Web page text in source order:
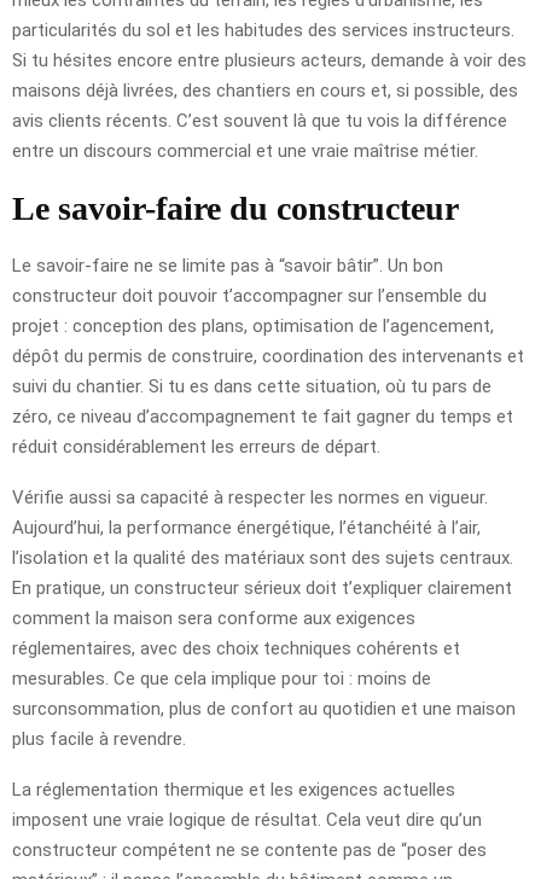
particularités du sol et les habitudes des services instructeurs.
Si tu hésites encore entre plusieurs acteurs, demande à voir des
maisons déjà livrées, des chantiers en cours et, si possible, des
avis clients récents. C’est souvent là que tu vois la différence
entre un discours commercial et une vraie maîtrise métier.
Le savoir-faire du constructeur
Le savoir-faire ne se limite pas à “savoir bâtir”. Un bon
constructeur doit pouvoir t’accompagner sur l’ensemble du
projet : conception des plans, optimisation de l’agencement,
dépôt du permis de construire, coordination des intervenants et
suivi du chantier. Si tu es dans cette situation, où tu pars de
zéro, ce niveau d’accompagnement te fait gagner du temps et
réduit considérablement les erreurs de départ.
Vérifie aussi sa capacité à respecter les normes en vigueur.
Aujourd’hui, la performance énergétique, l’étanchéité à l’air,
l’isolation et la qualité des matériaux sont des sujets centraux.
En pratique, un constructeur sérieux doit t’expliquer clairement
comment la maison sera conforme aux exigences
réglementaires, avec des choix techniques cohérents et
mesurables. Ce que cela implique pour toi : moins de
surconsommation, plus de confort au quotidien et une maison
plus facile à revendre.
La réglementation thermique et les exigences actuelles
imposent une vraie logique de résultat. Cela veut dire qu’un
constructeur compétent ne se contente pas de “poser des